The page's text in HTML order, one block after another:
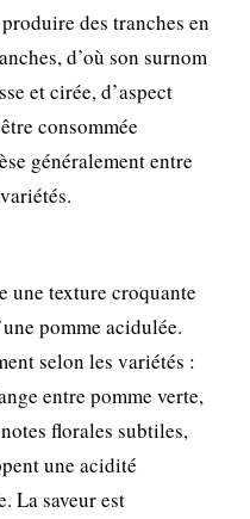
des tranches en
d’où son surnom
et cirée, d’aspect
consommée
généralement entre
une texture croquante
pomme acidulée.
selon les variétés :
entre pomme verte,
florales subtiles,
une acidité
La saveur est